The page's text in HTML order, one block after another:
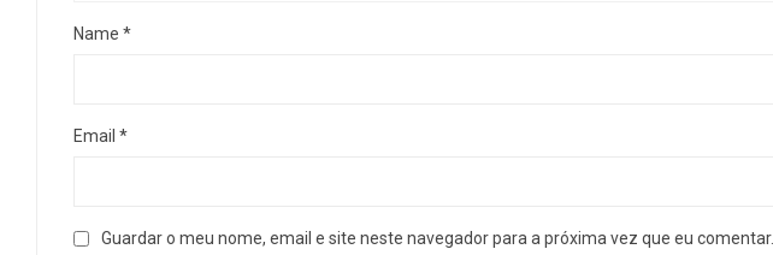
Name *
Email *
Guardar o meu nome, email e site neste navegador para a próxima vez que eu comentar.